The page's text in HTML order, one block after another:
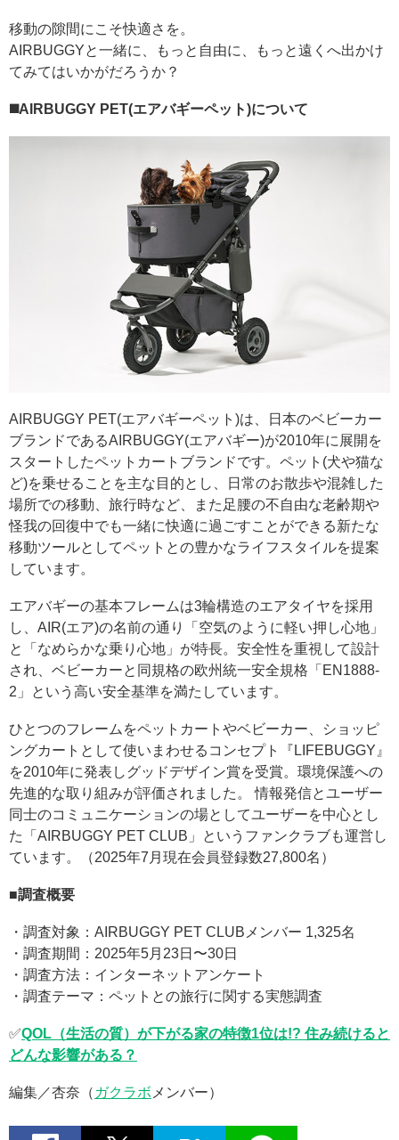
移動の隙間にこそ快適さを。
AIRBUGGYと一緒に、もっと自由に、もっと遠くへ出かけ
てみてはいかがだろうか？
◼️AIRBUGGY PET(エアバギーペット)について
AIRBUGGY PET(エアバギーペット)は、日本のベビーカー
ブランドであるAIRBUGGY(エアバギー)が2010年に展開を
スタートしたペットカートブランドです。ペット(犬や猫な
ど)を乗せることを主な目的とし、日常のお散歩や混雑した
場所での移動、旅行時など、また足腰の不自由な老齢期や
怪我の回復中でも一緒に快適に過ごすことができる新たな
移動ツールとしてペットとの豊かなライフスタイルを提案
しています。
エアバギーの基本フレームは3輪構造のエアタイヤを採用
し、AIR(エア)の名前の通り「空気のように軽い押し心地」
と「なめらかな乗り心地」が特長。安全性を重視して設計
され、ベビーカーと同規格の欧州統一安全規格「EN1888-
2」という高い安全基準を満たしています。
ひとつのフレームをペットカートやベビーカー、ショッピ
ングカートとして使いまわせるコンセプト『LIFEBUGGY』
を2010年に発表しグッドデザイン賞を受賞。環境保護への
先進的な取り組みが評価されました。 情報発信とユーザー
同士のコミュニケーションの場としてユーザーを中心とし
た「AIRBUGGY PET CLUB」というファンクラブも運営し
ています。（2025年7月現在会員登録数27,800名）
■調査概要
・調査対象：AIRBUGGY PET CLUBメンバー 1,325名
・調査期間：2025年5月23日〜30日
・調査方法：インターネットアンケート
・調査テーマ：ペットとの旅行に関する実態調査
✅QOL（生活の質）が下がる家の特徴1位は!? 住み続けると
どんな影響がある？
編集／杏奈（ ガクラボ メンバー）